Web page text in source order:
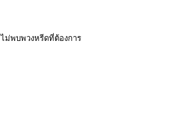
ไม่พบพวงหรีดที่ต้องการ